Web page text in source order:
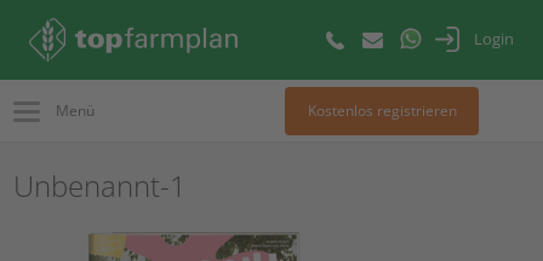
Login
Menü Kostenlos registrieren
Unbenannt-1